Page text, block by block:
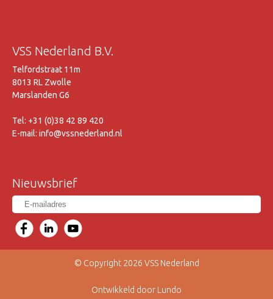
VSS Nederland B.V.
Telfordstraat 11m
8013 RL Zwolle
Marslanden G6
Tel: +31 (0)38 42 89 420
E-mail: info@vssnederland.nl
Nieuwsbrief
© Copyright 2026 VSS Nederland
Ontwikkeld door Lundo